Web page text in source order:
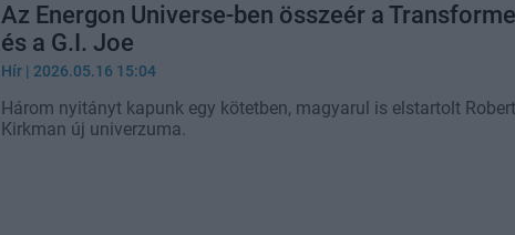
Az Energon Universe-ben összeér a
és a G.I. Joe
Hír | 2026.05.16 15:04
Három nyitányt kapunk egy kötetben, magyarul is elstartolt Robert
Kirkman új univerzuma.